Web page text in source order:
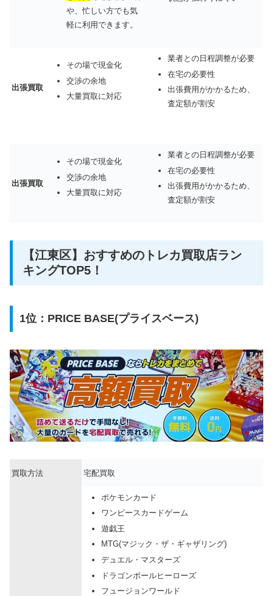
や、忙しい方でも気
軽に利用できます。
出張買取
その場で現金化
交渉の余地
大量買取に対応
業者との日程調整が必要
在宅の必要性
出張費用がかかるため、
査定額が割安
出張買取
その場で現金化
交渉の余地
大量買取に対応
業者との日程調整が必要
在宅の必要性
出張費用がかかるため、
査定額が割安
【江東区】おすすめのトレカ買取店ラン
キングTOP5！
1位：PRICE BASE(プライスベース)
買取方法 宅配買取
ポケモンカード
ワンピースカードゲーム
遊戯王
MTG(マジック・ザ・ギャザリング)
デュエル・マスターズ
ドラゴンボールヒーローズ
フュージョンワールド